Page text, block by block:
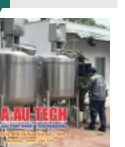
Khám phá các yếu tố quan trọng khi
chọn bồn khuấy sơn: Vật liệu, dung tích
và công suất khuấy. Giải pháp tối...
BỒN KHUẤY TRỘN CHẤT LỎNG CHO
NGÀNH HÓA CHẤT: NHỮNG YẾU TỐ QUYẾT
ĐỊNH CHẤT LƯỢNG SẢN PHẨM CUỐI
Khám phá những yếu tố quan trọng
quyết định chất lượng sản phẩm khi sử
dụng bồn khuấy trộn chất lỏng trong...
TỐI ƯU CHI PHÍ ĐẦU TƯ NHỜ LỰA CHỌN
ĐÚNG DỤNG CỤ KHUẤY SƠN CHO DÂY
CHUYỀN SẢN XUẤT